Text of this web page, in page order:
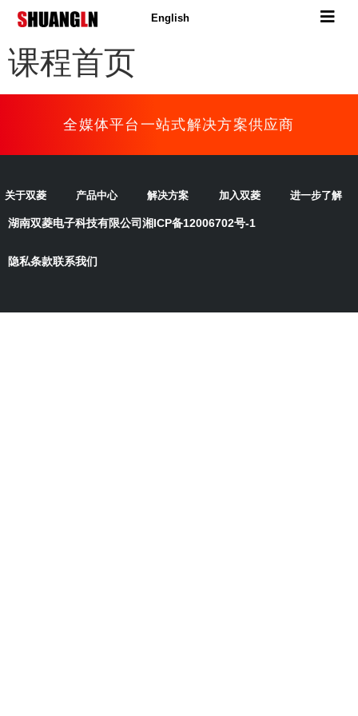
English
课程首页
全媒体平台一站式解决方案供应商
关于双菱 产品中心 解决方案 加入双菱 进一步了解
湖南双菱电子科技有限公司湘ICP备12006702号-1
隐私条款联系我们